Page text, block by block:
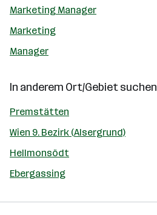
Marketing Manager
Marketing
Manager
In anderem Ort/Gebiet suchen
Premstätten
Wien 9. Bezirk (Alsergrund)
Hellmonsödt
Ebergassing